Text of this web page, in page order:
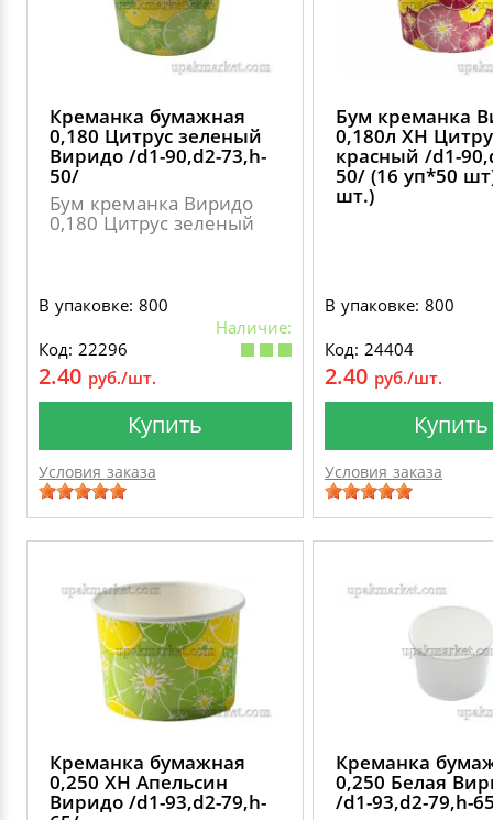
Креманка бумажная
0,180 Цитрус зеленый
Виридо /d1-90,d2-73,h-
50/
Бум креманка Виридо
0,180 Цитрус зеленый
В упаковке: 800
Наличие:
Код: 22296
2.40 руб./шт.
Купить
Условия заказа
Бум креманка
0,180л ХН
красный /d1-
50/ (16 уп*50
шт.)
В упаковке: 800
Код: 24404
2.40 руб./шт.
Купить
Условия заказа
Креманка бумажная
0,250 ХН Апельсин
Виридо /d1-93,d2-79,h-
Креманка
0,250 Белая
/d1-93,d2-79,h-